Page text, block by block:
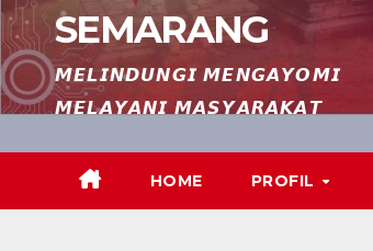
SEMARANG
𝙈𝙀𝙇𝙄𝙉𝘿𝙐𝙉𝙂𝙄 𝙈𝙀𝙉𝙂𝘼𝙔𝙊𝙈𝙄
𝙈𝙀𝙇𝘼𝙔𝘼𝙉𝙄 𝙈𝘼𝙎𝙔𝘼𝙍𝘼𝙆𝘼𝙏
HOME PROFIL